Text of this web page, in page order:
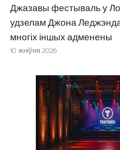
Джазавы фестываль у
удзелам Джона
многіх іншых адменены
10 жніўня 2026